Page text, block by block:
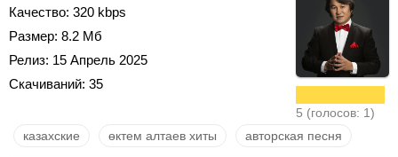
Качество: 320 kbps
Размер: 8.2 Мб
Релиз: 15 Апрель 2025
Скачиваний: 35
5 (голосов: 1)
казахские өктем алтаев хиты авторская песня